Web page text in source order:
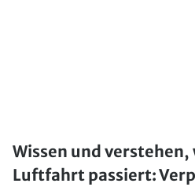
Wissen und verstehen,
Luftfahrt passiert: